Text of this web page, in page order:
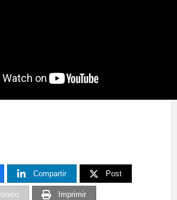
Compartir Post
Imprimir